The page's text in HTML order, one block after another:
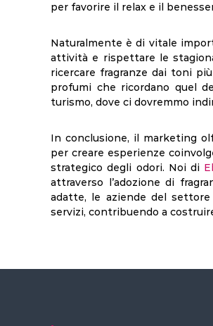
per favorire il relax e il
Naturalmente è di vitale
attività e rispettare le
ricercare fragranze dai toni
profumi che ricordano quel
turismo, dove ci dovremmo
In conclusione, il marketing
per creare esperienze
strategico degli odori. Noi di
attraverso l’adozione di
adatte, le aziende del
servizi, contribuendo a